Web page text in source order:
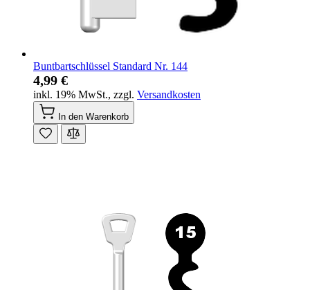
Buntbartschlüssel Standard Nr. 144
4,99 €
inkl. 19% MwSt., zzgl. Versandkosten
In den Warenkorb